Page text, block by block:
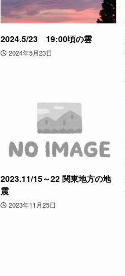
2024.5/23 19:00頃の雲
2024年5月23日
2023.11/15～22 関東地方の地
震
2023年11月25日